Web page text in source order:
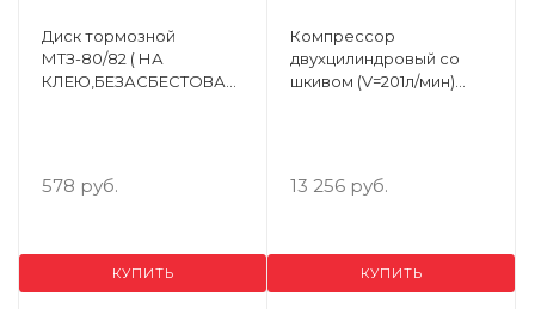
Диск тормозной
МТЗ-80/82 ( НА
КЛЕЮ,БЕЗАСБЕСТОВАЯ
578 руб.
КУПИТЬ
Компрессор
двухцилиндровый со
шкивом (V=201л/мин)
13 256 руб.
КУПИТЬ